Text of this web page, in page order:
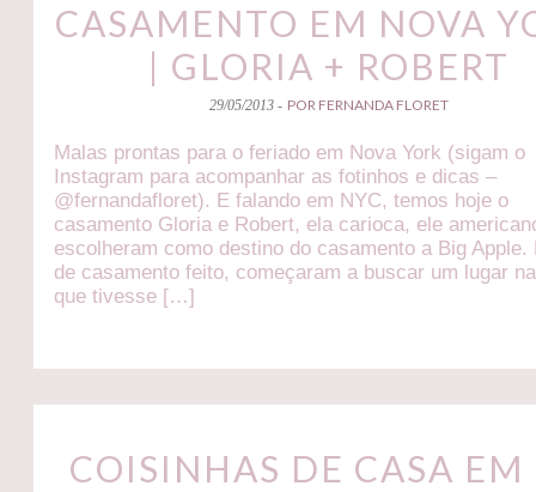
CASAMENTO EM NOVA
| GLORIA + ROBERT
29/05/2013 - POR FERNANDA FLORET
Malas prontas para o feriado em Nova York (sigam o
Instagram para acompanhar as fotinhos e dicas –
@fernandafloret). E falando em NYC, temos hoje o
casamento Gloria e Robert, ela carioca, ele
escolheram como destino do casamento a Big Apple.
de casamento feito, começaram a buscar um lugar
que tivesse […]
COISINHAS DE CASA EM